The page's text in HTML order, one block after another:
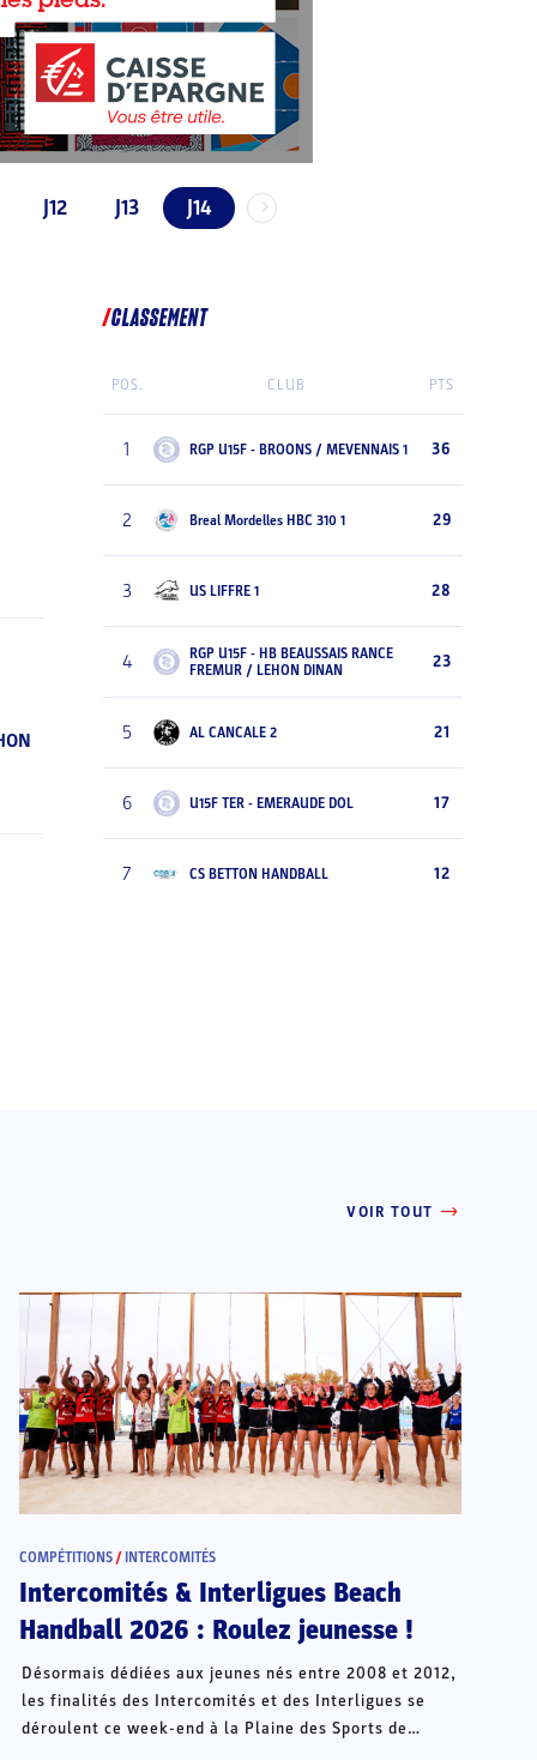
J12 J13 J14
CLASSEMENT
POS. CLUB PTS
1 RGP U15F - BROONS / MEVENNAIS 1 36
2 Breal Mordelles HBC 310 1 29
3 US LIFFRE 1 28
4
RGP U15F - HB BEAUSSAIS RANCE
FREMUR / LEHON DINAN
23
5 AL CANCALE 2 21
6 U15F TER - EMERAUDE DOL 17
7 CS BETTON HANDBALL 12
VOIR TOUT
COMPÉTITIONS / INTERCOMITÉS
Intercomités & Interligues Beach
Handball 2026 : Roulez jeunesse !
Désormais dédiées aux jeunes nés entre 2008 et 2012,
les finalités des Intercomités et des Interligues se
déroulent ce week-end à la Plaine des Sports de